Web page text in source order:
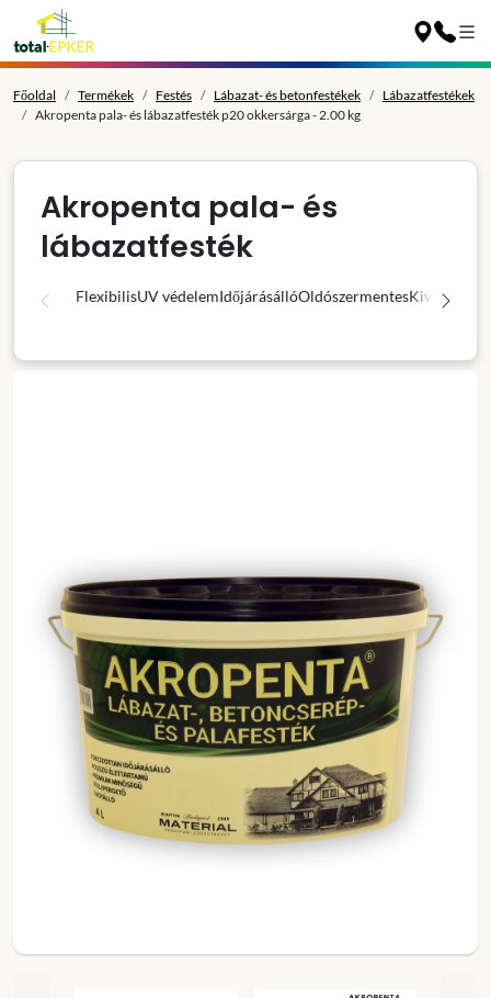
Főoldal Termékek Festés Lábazat- és betonfestékek
Lábazatfestékek
Akropenta pala- és lábazatfesték p20 okkersárga - 2.00 kg
Akropenta pala- és
lábazatfesték
FlexibilisUV védelemIdőjárásállóOldószermentesKiváló